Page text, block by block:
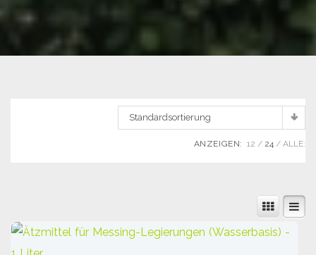
Standardsortierung
ANZEIGEN: 12 24 ALLE: